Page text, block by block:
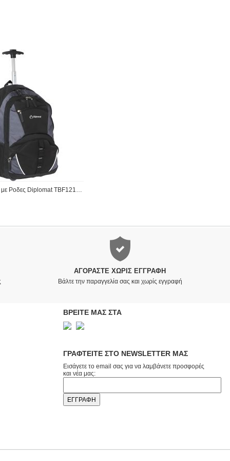
Τσαντα Πλατης με Ροδες Diplomat TBF121 Μαύρο/Γκρι
ΑΓΟΡΆΣΤΕ ΧΩΡΊΣ ΕΓΓΡΑΦΉ
Βάλτε την παραγγελία σας και χωρίς εγγραφή
ΒΡΕΙΤΕ ΜΑΣ ΣΤΑ
ΓΡΑΦΤΕΙΤΕ ΣΤΟ NEWSLETTER ΜΑΣ
Εισάγετε το email σας για να λαμβάνετε προσφορές
και νέα μας: